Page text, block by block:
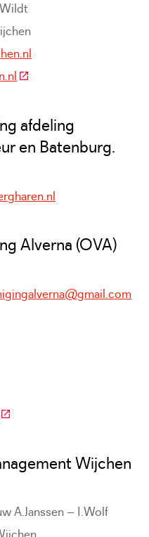
(Deze link gaat naar een
afdeling
en Batenburg.
Alverna (OVA)
(Deze link gaat naar een
Wijchen
A.Janssen – I.Wolf